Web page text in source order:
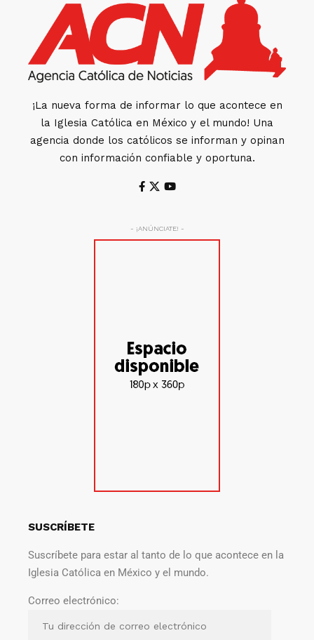
¡La nueva forma de informar lo que acontece en
la Iglesia Católica en México y el mundo! Una
agencia donde los católicos se informan y opinan
con información confiable y oportuna.
- ¡ANÚNCIATE! -
SUSCRÍBETE
Suscríbete para estar al tanto de lo que acontece en la
Iglesia Católica en México y el mundo.
Correo electrónico: